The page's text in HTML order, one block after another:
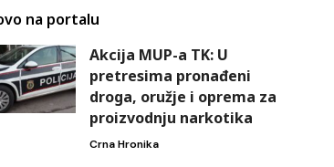
na portalu
Akcija MUP-a TK: U
pretresima pronađeni
droga, oružje i oprema za
proizvodnju narkotika
Crna Hronika